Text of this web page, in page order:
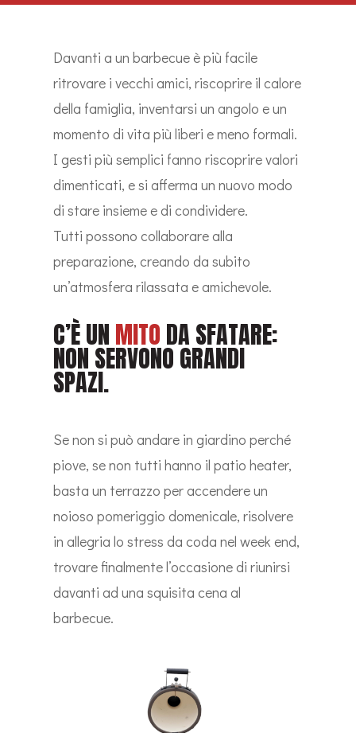
Davanti a un barbecue è più facile
ritrovare i vecchi amici, riscoprire il calore
della famiglia, inventarsi un angolo e un
momento di vita più liberi e meno formali.
I gesti più semplici fanno riscoprire valori
dimenticati, e si afferma un nuovo modo
di stare insieme e di condividere.
Tutti possono collaborare alla
preparazione, creando da subito
un’atmosfera rilassata e amichevole.
C’È UN MITO DA SFATARE:
NON SERVONO GRANDI
SPAZI.
Se non si può andare in giardino perché
piove, se non tutti hanno il patio heater,
basta un terrazzo per accendere un
noioso pomeriggio domenicale, risolvere
in allegria lo stress da coda nel week end,
trovare finalmente l’occasione di riunirsi
davanti ad una squisita cena al
barbecue.